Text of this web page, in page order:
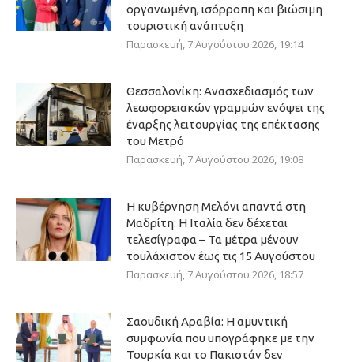
οργανωμένη, ισόρροπη και βιώσιμη
τουριστική ανάπτυξη
Παρασκευή, 7 Αυγούστου 2026, 19:14
Θεσσαλονίκη: Ανασχεδιασμός των
λεωφορειακών γραμμών ενόψει της
έναρξης λειτουργίας της επέκτασης
του Μετρό
Παρασκευή, 7 Αυγούστου 2026, 19:08
Η κυβέρνηση Μελόνι απαντά στη
Μαδρίτη: Η Ιταλία δεν δέχεται
τελεσίγραφα – Τα μέτρα μένουν
τουλάχιστον έως τις 15 Αυγούστου
Παρασκευή, 7 Αυγούστου 2026, 18:57
Σαουδική Αραβία: Η αμυντική
συμφωνία που υπογράφηκε με την
Τουρκία και το Πακιστάν δεν